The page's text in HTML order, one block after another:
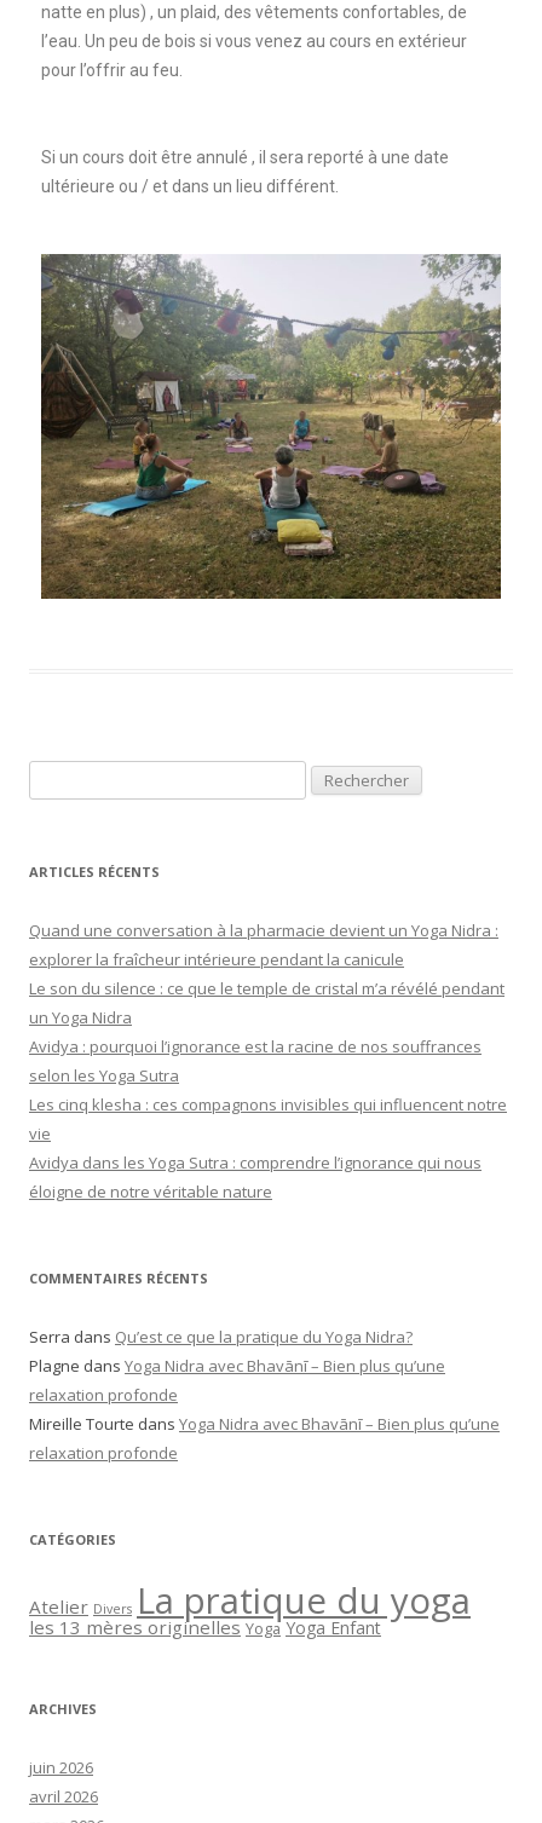
natte en plus) , un plaid, des vêtements confortables, de
l’eau. Un peu de bois si vous venez au cours en extérieur
pour l’offrir au feu.
Si un cours doit être annulé , il sera reporté à une date
ultérieure ou / et dans un lieu différent.
ARTICLES RÉCENTS
Quand une conversation à la pharmacie devient un Yoga Nidra :
explorer la fraîcheur intérieure pendant la canicule
Le son du silence : ce que le temple de cristal m’a révélé pendant
un Yoga Nidra
Avidya : pourquoi l’ignorance est la racine de nos souffrances
selon les Yoga Sutra
Les cinq klesha : ces compagnons invisibles qui influencent notre
vie
Avidya dans les Yoga Sutra : comprendre l’ignorance qui nous
éloigne de notre véritable nature
COMMENTAIRES RÉCENTS
Serra dans Qu’est ce que la pratique du Yoga Nidra?
Plagne dans Yoga Nidra avec Bhavānī – Bien plus qu’une
relaxation profonde
Mireille Tourte dans Yoga Nidra avec Bhavānī – Bien plus qu’une
relaxation profonde
CATÉGORIES
Atelier Divers La pratique du yoga
les 13 mères originelles Yoga Yoga Enfant
ARCHIVES
juin 2026
avril 2026